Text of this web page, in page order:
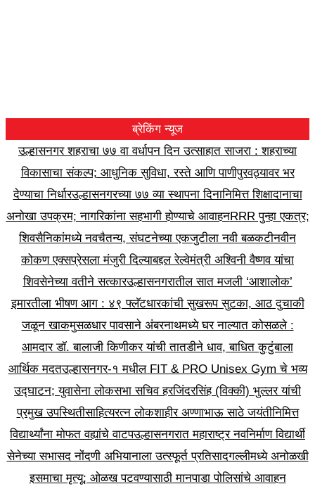
ब्रेकिंग न्यूज
उल्हासनगर शहराचा ७७ वा वर्धापन दिन उत्साहात साजरा : शहराच्या
विकासाचा संकल्प; आधुनिक सुविधा, रस्ते आणि पाणीपुरवठ्यावर भर
देण्याचा निर्धारउल्हासनगरच्या ७७ व्या स्थापना दिनानिमित्त शिक्षादानाचा
अनोखा उपक्रम; नागरिकांना सहभागी होण्याचे आवाहनRRR पुन्हा एकत्र;
शिवसैनिकांमध्ये नवचैतन्य, संघटनेच्या एकजुटीला नवी बळकटीनवीन
कोकण एक्सप्रेसला मंजुरी दिल्याबद्दल रेल्वेमंत्री अश्विनी वैष्णव यांचा
शिवसेनेच्या वतीने सत्कारउल्हासनगरातील सात मजली ‘आशालोक’
इमारतीला भीषण आग : ४९ फ्लॅटधारकांची सुखरूप सुटका, आठ दुचाकी
जळून खाकमुसळधार पावसाने अंबरनाथमध्ये घर नाल्यात कोसळले :
आमदार डॉ. बालाजी किणीकर यांची तातडीने धाव, बाधित कुटुंबाला
आर्थिक मदतउल्हासनगर-१ मधील FIT & PRO Unisex Gym चे भव्य
उद्घाटन; युवासेना लोकसभा सचिव हरजिंदरसिंह (विक्की) भुल्लर यांची
प्रमुख उपस्थितीसाहित्यरत्न लोकशाहीर अण्णाभाऊ साठे जयंतीनिमित्त
विद्यार्थ्यांना मोफत वह्यांचे वाटपउल्हासनगरात महाराष्ट्र नवनिर्माण विद्यार्थी
सेनेच्या सभासद नोंदणी अभियानाला उत्स्फूर्त प्रतिसादगल्लीमध्ये अनोळखी
इसमाचा मृत्यू; ओळख पटवण्यासाठी मानपाडा पोलिसांचे आवाहन